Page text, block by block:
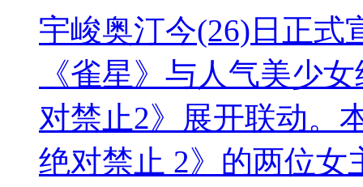
宇峻奥汀今(26)日正式
《雀星》与人气美少
对禁止2》展开联动。
绝对禁止 2》的两位